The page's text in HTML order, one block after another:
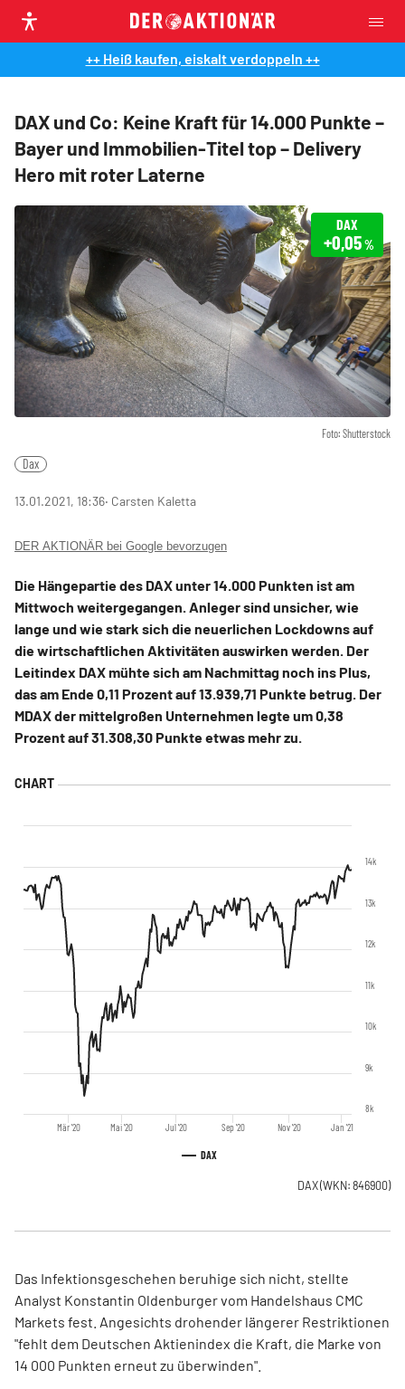
++ Heiß kaufen, eiskalt verdoppeln ++
DAX und Co: Keine Kraft für 14.000 Punkte –
Bayer und Immobilien-Titel top – Delivery
Hero mit roter Laterne
Foto: Shutterstock
DAX
+0,05%
Dax
13.01.2021, 18:36‧ Carsten Kaletta
DER AKTIONÄR bei Google bevorzugen
Die Hängepartie des DAX unter 14.000 Punkten ist am
Mittwoch weitergegangen. Anleger sind unsicher, wie
lange und wie stark sich die neuerlichen Lockdowns auf
die wirtschaftlichen Aktivitäten auswirken werden. Der
Leitindex DAX mühte sich am Nachmittag noch ins Plus,
das am Ende 0,11 Prozent auf 13.939,71 Punkte betrug. Der
MDAX der mittelgroßen Unternehmen legte um 0,38
Prozent auf 31.308,30 Punkte etwas mehr zu.
DAX
Mär '20 Mai '20 Jul '20 Sep '20 Nov '20 Jan '21
8k
9k
10k
11k
12k
13k
14k
DAX(WKN: 846900)
Das Infektionsgeschehen beruhige sich nicht, stellte
Analyst Konstantin Oldenburger vom Handelshaus CMC
Markets fest. Angesichts drohender längerer Restriktionen
"fehlt dem Deutschen Aktienindex die Kraft, die Marke von
14 000 Punkten erneut zu überwinden".